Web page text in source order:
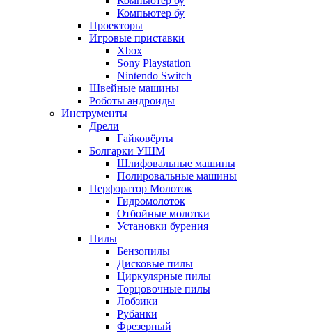
Компьютер бу
Проекторы
Игровые приставки
Xbox
Sony Playstation
Nintendo Switch
Швейные машины
Роботы андроиды
Инструменты
Дрели
Гайковёрты
Болгарки УШМ
Шлифовальные машины
Полировальные машины
Перфоратор Молоток
Гидромолоток
Отбойные молотки
Установки бурения
Пилы
Бензопилы
Дисковые пилы
Циркулярные пилы
Торцовочные пилы
Лобзики
Рубанки
Фрезерный